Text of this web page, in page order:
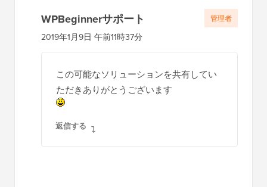
WPBeginnerサポート
この可能なソリューションを共有してい
ただきありがとうございます
返信する